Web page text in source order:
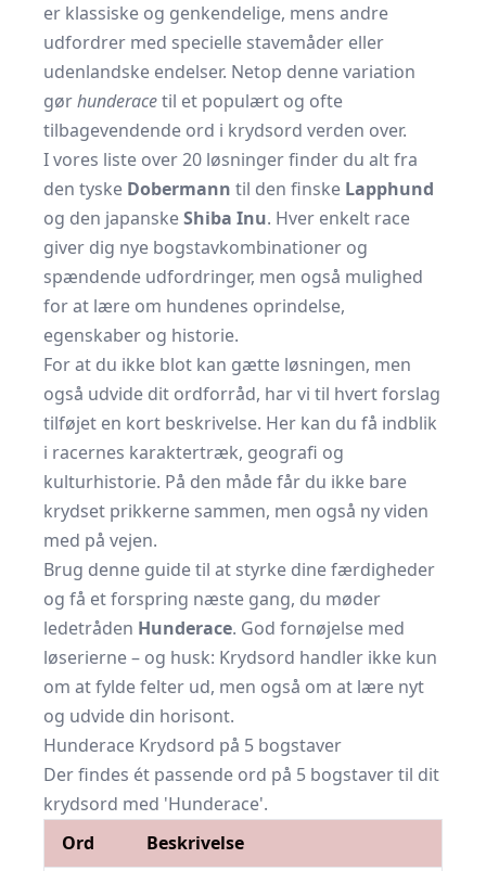
er klassiske og genkendelige, mens andre
udfordrer med specielle stavemåder eller
udenlandske endelser. Netop denne variation
gørhunderacetil et populært og ofte
tilbagevendende ord i krydsord verden over.
I vores liste over 20 løsninger finder du alt fra
den tyske Dobermann til den finske Lapphund
og den japanskeShiba Inu. Hver enkelt race
giver dig nye bogstavkombinationer og
spændende udfordringer, men også mulighed
for at lære om hundenes oprindelse,
egenskaber og historie.
For at du ikke blot kan gætte løsningen, men
også udvide dit ordforråd, har vi til hvert forslag
tilføjet en kort beskrivelse. Her kan du få indblik
i racernes karaktertræk, geografi og
kulturhistorie. På den måde får du ikke bare
krydset prikkerne sammen, men også ny viden
med på vejen.
Brug denne guide til at styrke dine færdigheder
og få et forspring næste gang, du møder
ledetråden Hunderace. God fornøjelse med
løserierne – og husk: Krydsord handler ikke kun
om at fylde felter ud, men også om at lære nyt
og udvide din horisont.
Hunderace Krydsord på 5 bogstaver
Der findes ét passende ord på 5 bogstaver til dit
krydsord med 'Hunderace'.
Ord
Beskrivelse